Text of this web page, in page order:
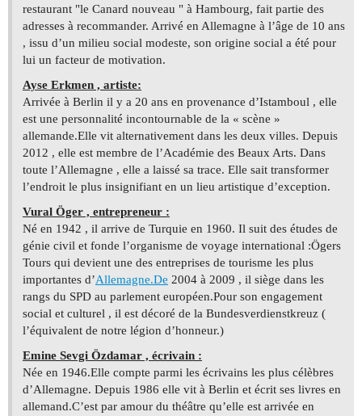
restaurant "le Canard nouveau " à Hambourg, fait partie des
adresses à recommander. Arrivé en Allemagne à l’âge de 10 ans
, issu d’un milieu social modeste, son origine social a été pour
lui un facteur de motivation.
Ayse Erkmen , artiste:
Arrivée à Berlin il y a 20 ans en provenance d’Istamboul , elle
est une personnalité incontournable de la « scène »
allemande.Elle vit alternativement dans les deux villes. Depuis
2012 , elle est membre de l’Académie des Beaux Arts. Dans
toute l’Allemagne , elle a laissé sa trace. Elle sait transformer
l’endroit le plus insignifiant en un lieu artistique d’exception.
Vural Öger , entrepreneur :
Né en 1942 , il arrive de Turquie en 1960. Il suit des études de
génie civil et fonde l’organisme de voyage international :Ögers
Tours qui devient une des entreprises de tourisme les plus
importantes d’Allemagne.De 2004 à 2009 , il siège dans les
rangs du SPD au parlement européen.Pour son engagement
social et culturel , il est décoré de la Bundesverdienstkreuz (
l’équivalent de notre légion d’honneur.)
Emine Sevgi Özdamar , écrivain :
Née en 1946.Elle compte parmi les écrivains les plus célèbres
d’Allemagne. Depuis 1986 elle vit à Berlin et écrit ses livres en
allemand.C’est par amour du théâtre qu’elle est arrivée en